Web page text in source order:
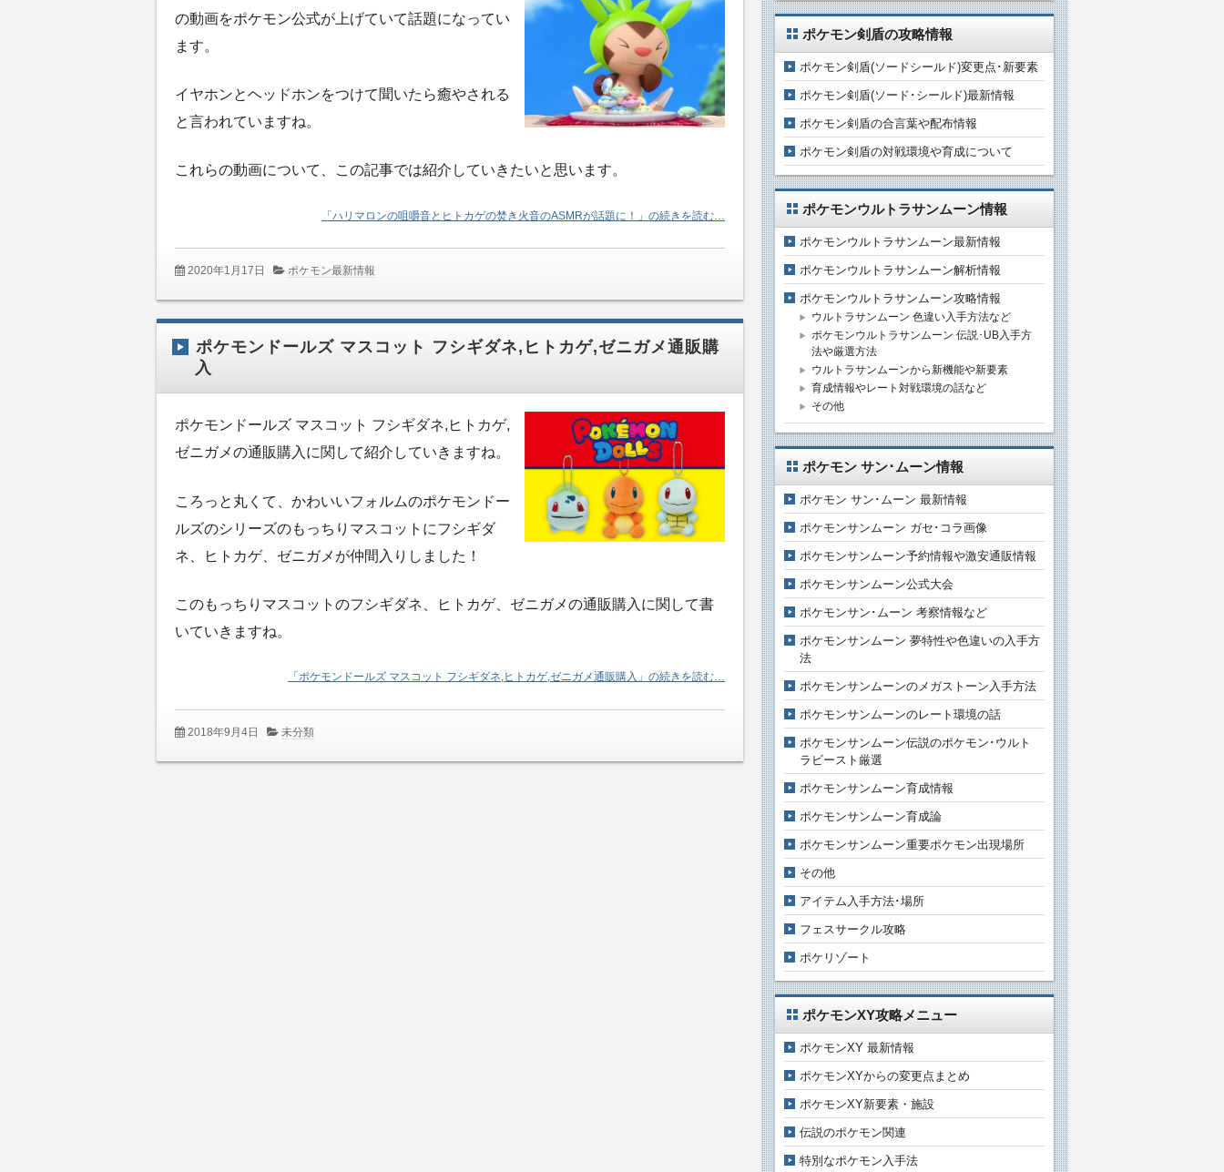
の動画をポケモン公式が上げていて話題になってい
ます。
イヤホンとヘッドホンをつけて聞いたら癒やされる
と言われていますね。
これらの動画について、この記事では紹介していきたいと思います。
「ハリマロンの咀嚼音とヒトカゲの焚き火音のASMRが話題に！」の続きを読む…
2020年1月17日 ポケモン最新情報
ポケモンドールズ マスコット フシギダネ,ヒトカゲ,ゼニガメ通販購
入
ポケモンドールズ マスコット フシギダネ,ヒトカゲ,
ゼニガメの通販購入に関して紹介していきますね。
ころっと丸くて、かわいいフォルムのポケモンドー
ルズのシリーズのもっちりマスコットにフシギダ
ネ、ヒトカゲ、ゼニガメが仲間入りしました！
このもっちりマスコットのフシギダネ、ヒトカゲ、ゼニガメの通販購入に関して書
いていきますね。
「ポケモンドールズ マスコット フシギダネ,ヒトカゲ,ゼニガメ通販購入」の続きを読む…
2018年9月4日 未分類
ポケモン剣盾の攻略情報
ポケモン剣盾(ソードシールド)変更点･新要素
ポケモン剣盾(ソード･シールド)最新情報
ポケモン剣盾の合言葉や配布情報
ポケモン剣盾の対戦環境や育成について
ポケモンウルトラサンムーン情報
ポケモンウルトラサンムーン最新情報
ポケモンウルトラサンムーン解析情報
ポケモンウルトラサンムーン攻略情報
ウルトラサンムーン 色違い入手方法など
ポケモンウルトラサンムーン 伝説･UB入手方
法や厳選方法
ウルトラサンムーンから新機能や新要素
育成情報やレート対戦環境の話など
その他
ポケモン サン･ムーン情報
ポケモン サン･ムーン 最新情報
ポケモンサンムーン ガセ･コラ画像
ポケモンサンムーン予約情報や激安通販情報
ポケモンサンムーン公式大会
ポケモンサン･ムーン 考察情報など
ポケモンサンムーン 夢特性や色違いの入手方
法
ポケモンサンムーンのメガストーン入手方法
ポケモンサンムーンのレート環境の話
ポケモンサンムーン伝説のポケモン･ウルト
ラビースト厳選
ポケモンサンムーン育成情報
ポケモンサンムーン育成論
ポケモンサンムーン重要ポケモン出現場所
その他
アイテム入手方法･場所
フェスサークル攻略
ポケリゾート
ポケモンXY攻略メニュー
ポケモンXY 最新情報
ポケモンXYからの変更点まとめ
ポケモンXY新要素・施設
伝説のポケモン関連
特別なポケモン入手法